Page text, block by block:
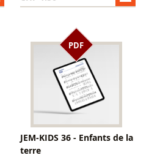
PDF
JEM-KIDS 36 - Enfants de la
terre